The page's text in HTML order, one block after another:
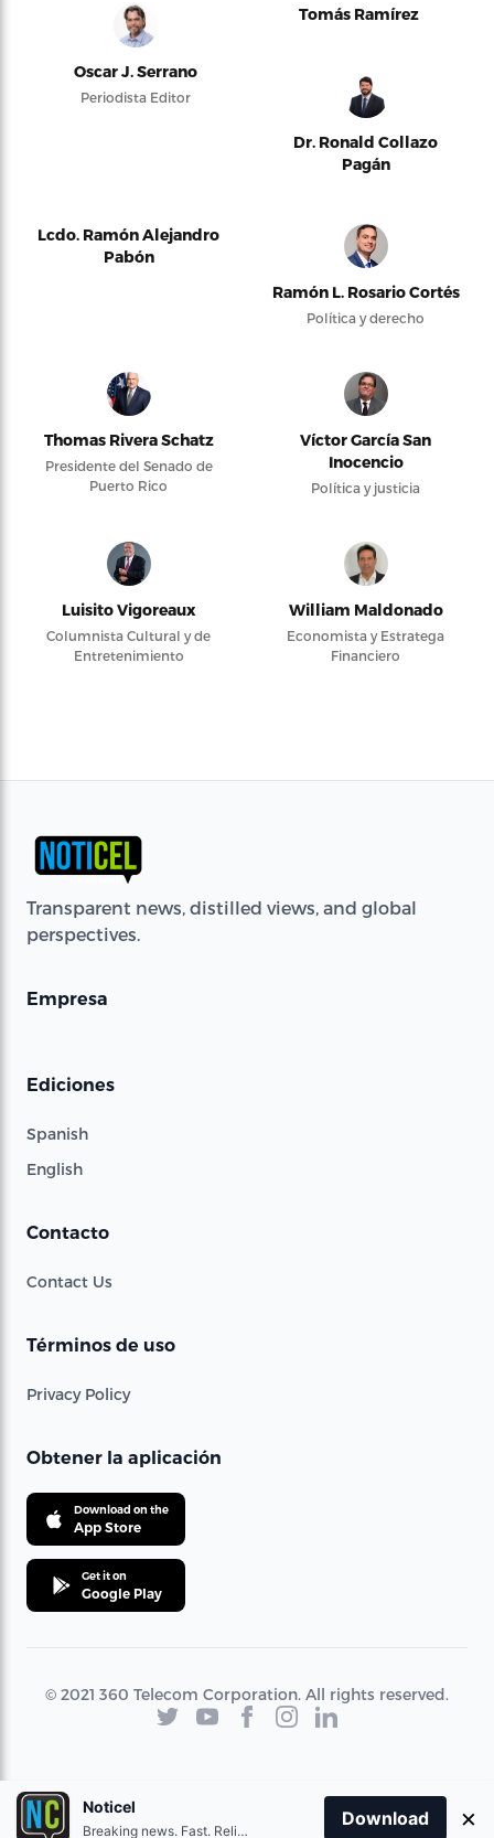
Oscar J. Serrano
Periodista Editor
Tomás Ramírez
Dr. Ronald Collazo
Pagán
Lcdo. Ramón Alejandro
Pabón
Ramón L. Rosario Cortés
Política y derecho
Thomas Rivera Schatz
Presidente del Senado de
Puerto Rico
Víctor García San
Inocencio
Política y justicia
Luisito Vigoreaux
Columnista Cultural y de
Entretenimiento
William Maldonado
Economista y Estratega
Financiero
Transparent news, distilled views, and global
perspectives.
Empresa
Ediciones
Spanish
English
Contacto
Contact Us
Términos de uso
Privacy Policy
Obtener la aplicación
Download on the
App Store
Get it on
Google Play
© 2021 360 Telecom Corporation. All rights reserved.
Noticel
Breaking news. Fast. Reliable.
Download ×